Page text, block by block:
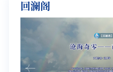
回澜阁